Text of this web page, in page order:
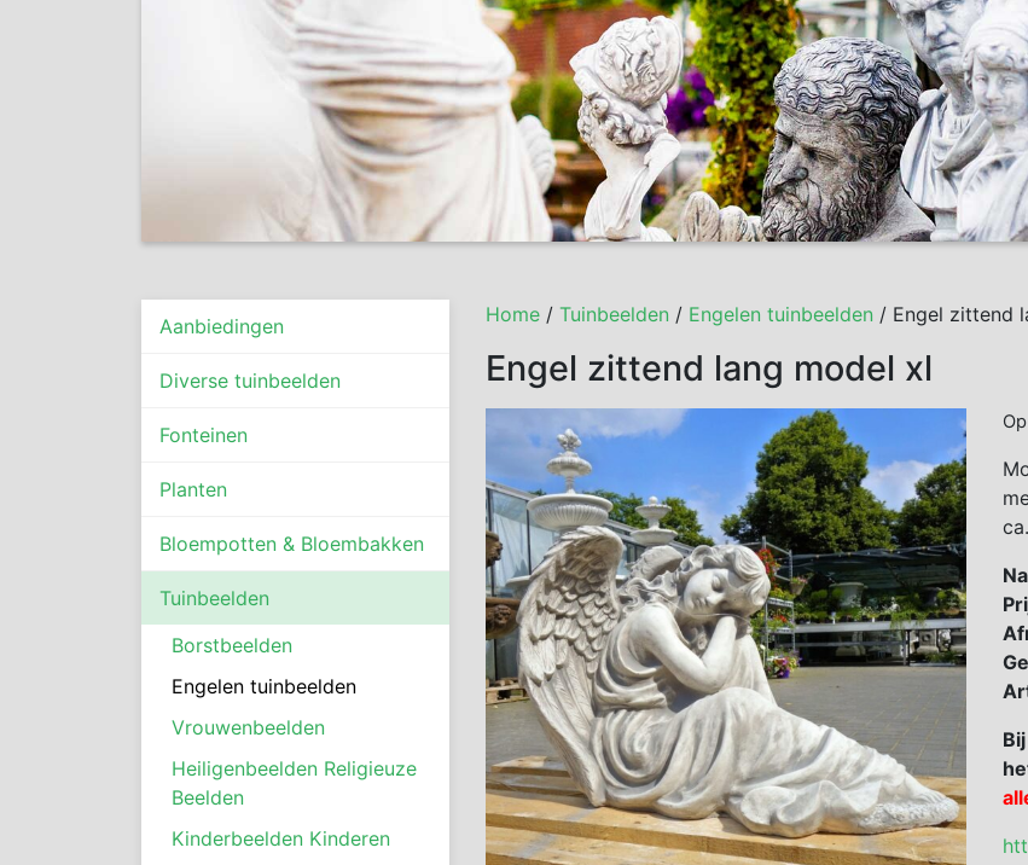
Aanbiedingen
Diverse tuinbeelden
Fonteinen
Planten
Bloempotten & Bloembakken
Tuinbeelden
Borstbeelden
Engelen tuinbeelden
Vrouwenbeelden
Heiligenbeelden Religieuze
Beelden
Kinderbeelden Kinderen
Home / Tuinbeelden / Engelen tuinbeelden / Engel zittend
Engel zittend lang model xl